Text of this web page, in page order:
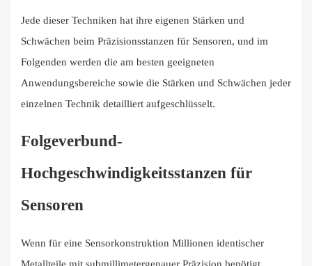
Jede dieser Techniken hat ihre eigenen Stärken und
Schwächen beim Präzisionsstanzen für Sensoren, und im
Folgenden werden die am besten geeigneten
Anwendungsbereiche sowie die Stärken und Schwächen jeder
einzelnen Technik detailliert aufgeschlüsselt.
Folgeverbund-
Hochgeschwindigkeitsstanzen für
Sensoren
Wenn für eine Sensorkonstruktion Millionen identischer